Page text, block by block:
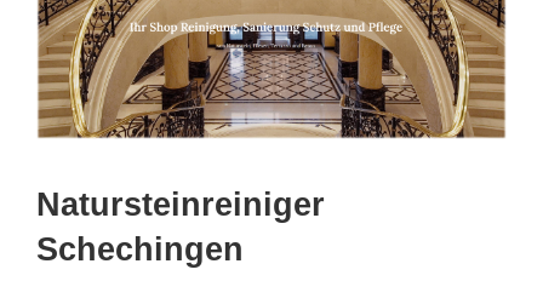
Natursteinreiniger
Schechingen